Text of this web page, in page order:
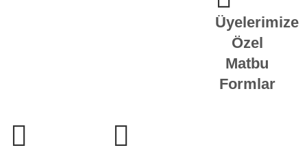
Üyelerimize
Özel
Matbu
Formlar